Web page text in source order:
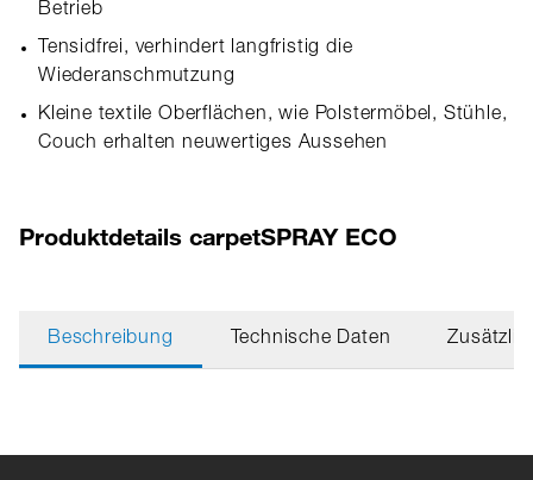
Betrieb
Tensidfrei, verhindert langfristig die
Wiederanschmutzung
Kleine textile Oberflächen, wie Polstermöbel, Stühle,
Couch erhalten neuwertiges Aussehen
Produktdetails carpetSPRAY ECO
Beschreibung Technische Daten